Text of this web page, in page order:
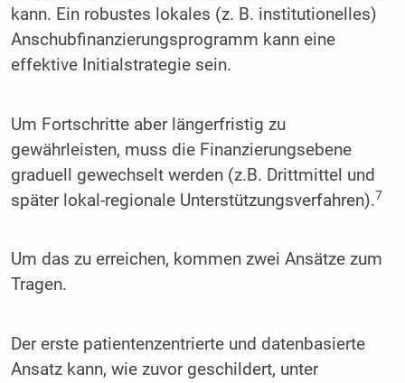
kann. Ein robustes lokales (z. B. institutionelles)
Anschubfinanzierungsprogramm kann eine
effektive Initialstrategie sein.
Um Fortschritte aber längerfristig zu
gewährleisten, muss die Finanzierungsebene
graduell gewechselt werden (z.B. Drittmittel und
später lokal-regionale Unterstützungsverfahren).7
Um das zu erreichen, kommen zwei Ansätze zum
Tragen.
Der erste patientenzentrierte und datenbasierte
Ansatz kann, wie zuvor geschildert, unter